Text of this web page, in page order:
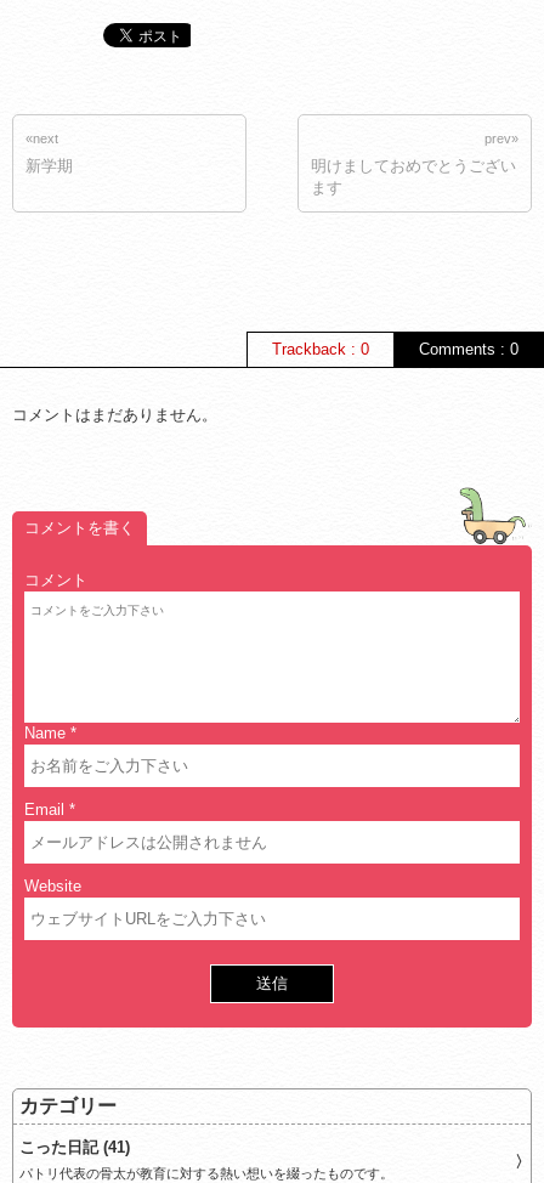
«next
新学期
prev»
明けましておめでとうござい
ます
Comments : 0
Trackback : 0
コメントはまだありません。
コメントを書く
コメント
Name *
Email *
Website
カテゴリー
こった日記 (41)
パトリ代表の骨太が教育に対する熱い想いを綴ったものです。